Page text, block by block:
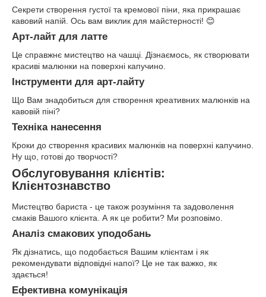
Секрети створення густої та кремової піни, яка прикрашає
кавовий напій. Ось вам виклик для майстерності! 😊
Арт-лайт для латте
Це справжнє мистецтво на чашці. Дізнаємось, як створювати
красиві малюнки на поверхні капучино.
Інструменти для арт-лайту
Що Вам знадобиться для створення креативних малюнків на
кавовій піні?
Техніка нанесення
Кроки до створення красивих малюнків на поверхні капучино.
Ну що, готові до творчості?
Обслуговування клієнтів:
Клієнтознавство
Мистецтво бариста - це також розуміння та задоволення
смаків Вашого клієнта. А як це робити? Ми розповімо.
Аналіз смакових уподобань
Як дізнатись, що подобається Вашим клієнтам і як
рекомендувати відповідні напої? Це не так важко, як
здається!
Ефективна комунікація